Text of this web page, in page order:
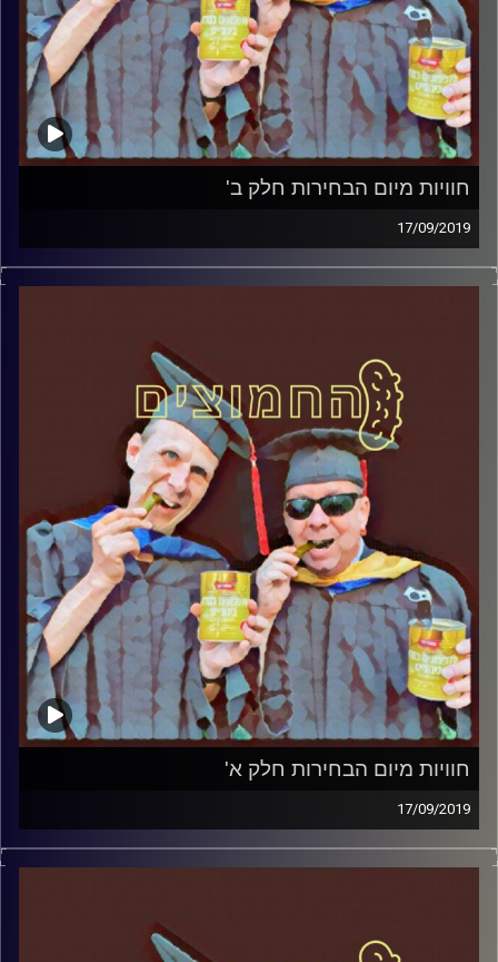
חוויות מיום הבחירות חלק ב'
17/09/2019
פרופסור בועז בן-דוד ופרופסור גלעד הירשברגר במבט
פסיכולוגי על בחירות 2019.
חוויות מיום הבחירות חלק א'
17/09/2019
פרופסור בועז בן-דוד ופרופסור גלעד הירשברגר
קרדיט תמונות:AudioVersity